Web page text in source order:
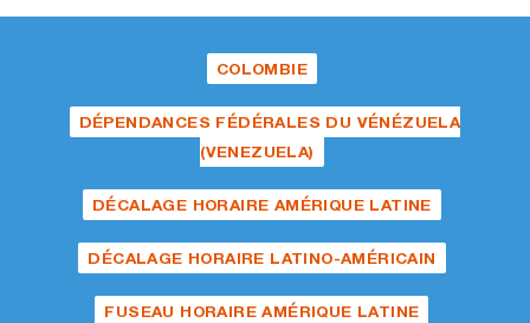
COLOMBIE
DÉPENDANCES FÉDÉRALES DU VÉNÉZUELA
(VENEZUELA)
DÉCALAGE HORAIRE AMÉRIQUE LATINE
DÉCALAGE HORAIRE LATINO-AMÉRICAIN
FUSEAU HORAIRE AMÉRIQUE LATINE